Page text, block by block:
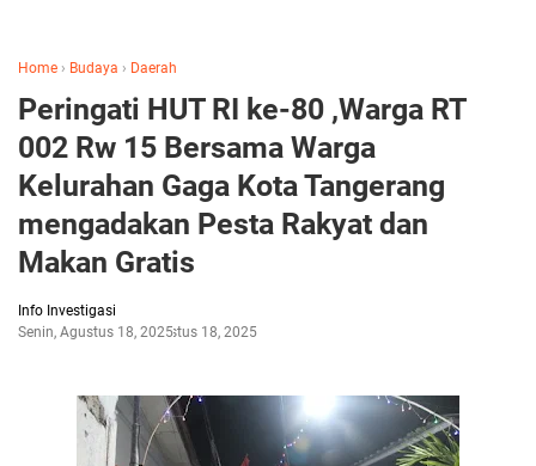
Home › Budaya › Daerah
Peringati HUT RI ke-80 ,Warga RT
002 Rw 15 Bersama Warga
Kelurahan Gaga Kota Tangerang
mengadakan Pesta Rakyat dan
Makan Gratis
Info Investigasi
Senin, Agustus 18, 2025Agustus 18, 2025